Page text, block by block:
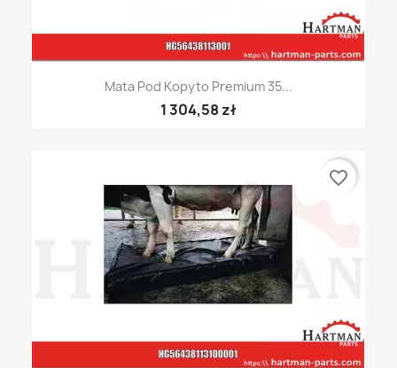
Mata Pod Kopyto Premium 35...
1 304,58 zł
favorite_border